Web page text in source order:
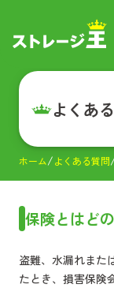
よくあ
ホーム よくある質問
保険とはど
盗難、水漏れまた
たとき、損害保険